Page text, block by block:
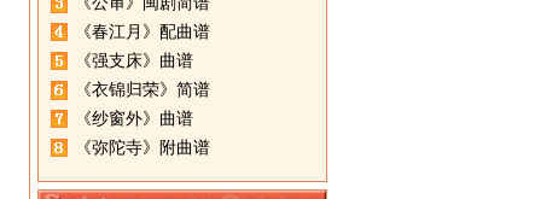
《春江月》配曲谱
《强支床》曲谱
《衣锦归荣》简谱
《纱窗外》曲谱
《弥陀寺》附曲谱